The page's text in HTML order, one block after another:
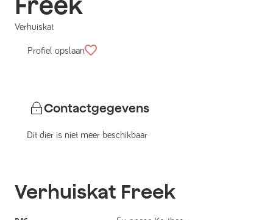
Verhuiskat
Profiel opslaan
Contactgegevens
Dit dier is niet meer beschikbaar
Verhuiskat Freek